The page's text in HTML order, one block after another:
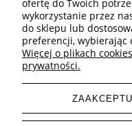
Informacje
Inne
pokaż
ofertę do Twoich
wykorzystanie przez
do sklepu lub
preferencji, wybierając
Więcej o plikach
prywatności.